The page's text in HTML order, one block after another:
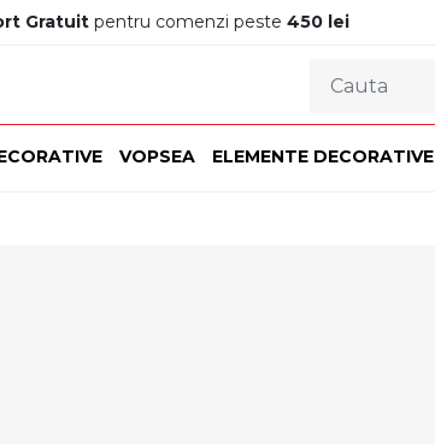
Gratuitpentru comenzi peste 450 lei
VOPSEA ELEMENTE DECORATIVE